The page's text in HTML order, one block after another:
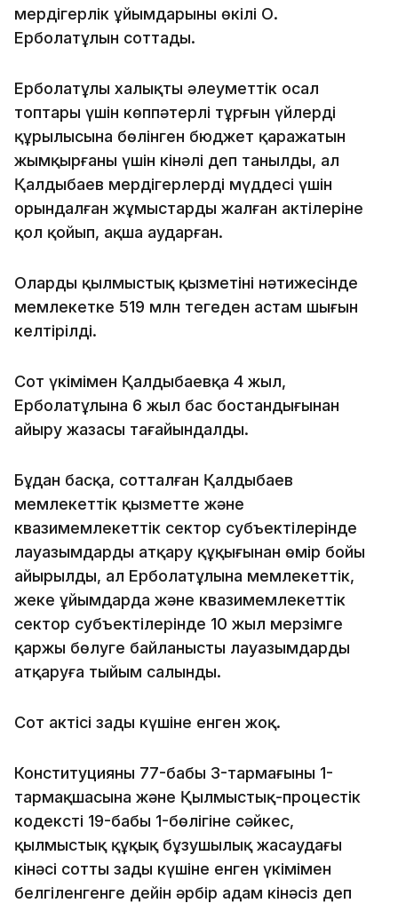
мердігерлік ұйымдарының өкілі О.
Ерболатұлын соттады.
Ерболатұлы халықтың әлеуметтік осал
топтары үшін көппәтерлі тұрғын үйлердің
құрылысына бөлінген бюджет қаражатын
жымқырғаны үшін кінәлі деп танылды, ал
Қалдыбаев мердігерлердің мүддесі үшін
орындалған жұмыстардың жалған актілеріне
қол қойып, ақша аударған.
Олардың қылмыстық қызметінің нәтижесінде
мемлекетке 519 млн теңгеден астам шығын
келтірілді.
Сот үкімімен Қалдыбаевқа 4 жыл,
Ерболатұлына 6 жыл бас бостандығынан
айыру жазасы тағайындалды.
Бұдан басқа, сотталған Қалдыбаев
мемлекеттік қызметте және
квазимемлекеттік сектор субъектілерінде
лауазымдарды атқару құқығынан өмір бойы
айырылды, ал Ерболатұлына мемлекеттік,
жеке ұйымдарда және квазимемлекеттік
сектор субъектілерінде 10 жыл мерзімге
қаржы бөлуге байланысты лауазымдарды
атқаруға тыйым салынды.
Сот актісі заңды күшіне енген жоқ.
Конституцияның 77-бабы 3-тармағының 1-
тармақшасына және Қылмыстық-процестік
кодекстің 19-бабы 1-бөлігіне сәйкес,
қылмыстық құқық бұзушылық жасаудағы
кінәсі соттың заңды күшіне енген үкімімен
белгіленгенге дейін әрбір адам кінәсіз деп